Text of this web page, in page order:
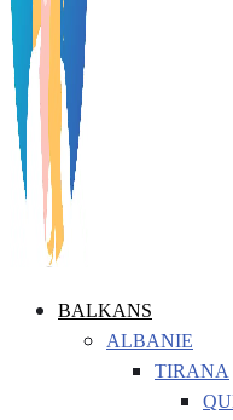
BALKANS
ALBANIE
TIRANA